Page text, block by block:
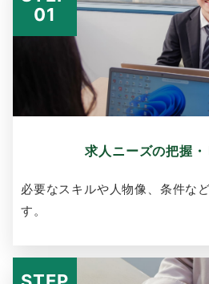
求人ニーズの把握
必要なスキルや人物像、条件な
す。